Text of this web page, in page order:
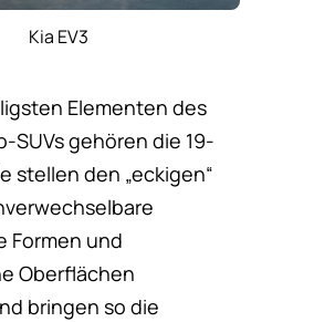
Kia EV3
Elementen des
SUVs gehören die 19-
stellen den „eckigen“
Formen und
Oberflächen
bringen so die